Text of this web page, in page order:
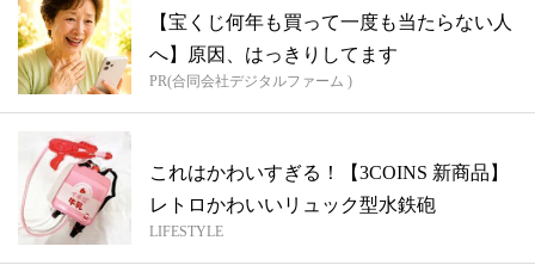
【宝くじ何年も買って一度も当たらない人
へ】原因、はっきりしてます
PR(合同会社デジタルファーム )
これはかわいすぎる！【3COINS 新商品】
レトロかわいいリュック型水鉄砲
LIFESTYLE